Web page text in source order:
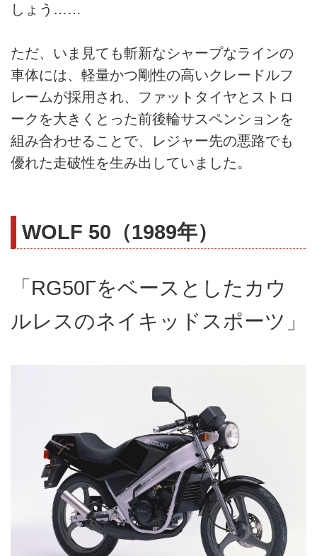
しょう……
ただ、いま見ても斬新なシャープなラインの
車体には、軽量かつ剛性の高いクレードルフ
レームが採用され、ファットタイヤとストロ
ークを大きくとった前後輪サスペンションを
組み合わせることで、レジャー先の悪路でも
優れた走破性を生み出していました。
WOLF 50（1989年）
「RG50Γをベースとしたカウ
ルレスのネイキッドスポーツ」